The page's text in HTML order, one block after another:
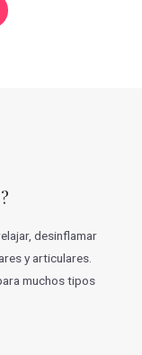
desinflamar
y articulares.
muchos tipos